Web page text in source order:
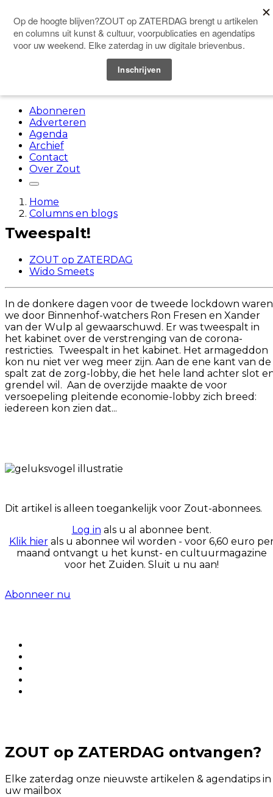
Doneer
Abonneren
Adverteren
Agenda
Archief
Contact
Over Zout
Home
Columns en blogs
Tweespalt!
ZOUT op ZATERDAG
Wido Smeets
In de donkere dagen voor de tweede lockdown waren
we door Binnenhof-watchers Ron Fresen en Xander
van der Wulp al gewaarschuwd. Er was tweespalt in
het kabinet over de verstrenging van de corona-
restricties. Tweespalt in het kabinet. Het armageddon
kon nu niet ver weg meer zijn. Aan de ene kant van de
spalt zat de zorg-lobby, die het hele land achter slot
grendel wil. Aan de overzijde maakte de voor
versoepeling pleitende economie-lobby zich breed:
iedereen kon zien dat...
Dit artikel is alleen toegankelijk voor Zout-abonnees.
Log in als u al abonnee bent.
Klik hierals u abonnee wil worden - voor 6,60 euro
maand ontvangt u het kunst- en cultuurmagazine
voor het Zuiden. Sluit u nu aan!
Abonneer nu
ZOUT op ZATERDAG ontvangen?
Elke zaterdag onze nieuwste artikelen & agendatips in
uw mailbox